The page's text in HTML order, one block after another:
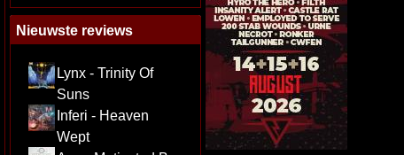
Nieuwste reviews
Lynx - Trinity Of
Suns
Inferi - Heaven
Wept